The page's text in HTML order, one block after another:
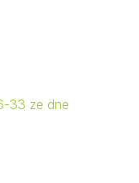
33 ze dne